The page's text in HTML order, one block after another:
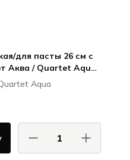
для пасты 26 см с
Аква / Quartet Aqua
Aqua